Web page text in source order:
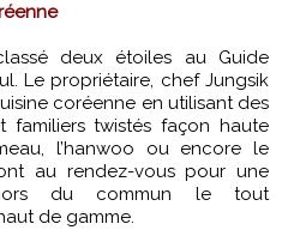
deux étoiles au Guide
Le propriétaire, chef Jungsik
coréenne en utilisant des
familiers twistés façon haute
l’hanwoo ou encore le
au rendez-vous pour une
du commun le tout
de gamme.